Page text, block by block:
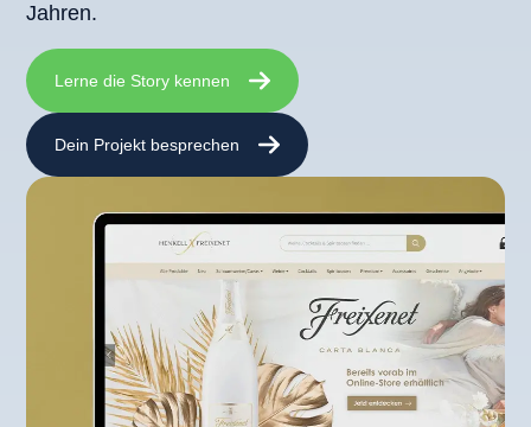
Jahren.
Lerne die Story kennen
Dein Projekt besprechen